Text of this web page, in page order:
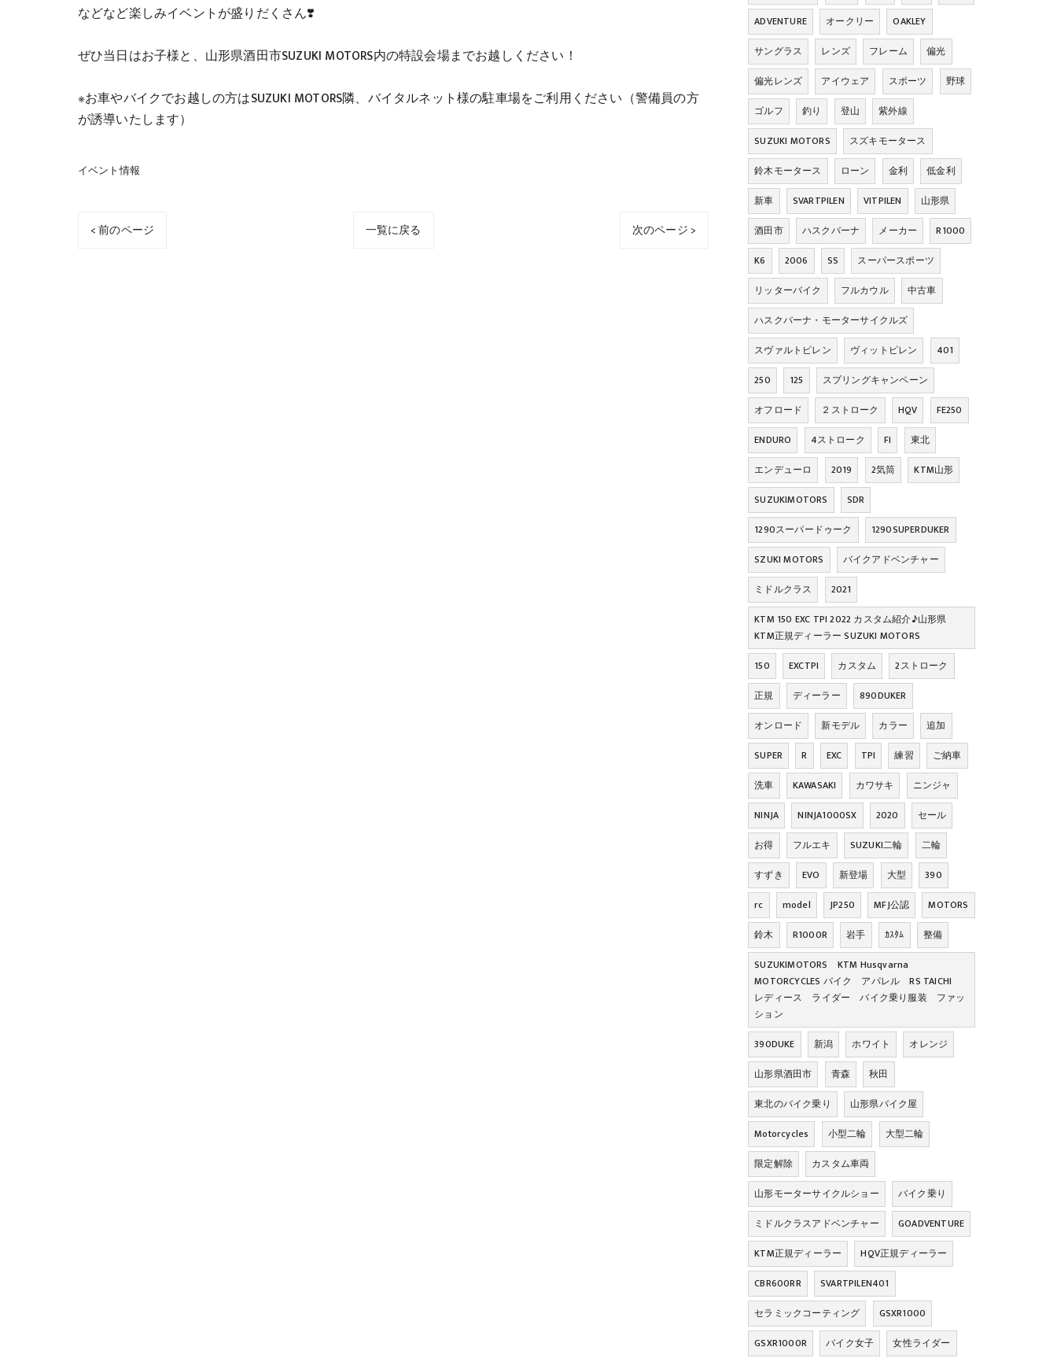
などなど楽しみイベントが盛りだくさん❣️
ぜひ当日はお子様と、山形県酒田市SUZUKI MOTORS内の特設会場までお越しください！
※お車やバイクでお越しの方はSUZUKI MOTORS隣、バイタルネット様の駐車場をご利用ください（警備員の方
が誘導いたします）
イベント情報
< 前のページ 一覧に戻る 次のページ >
ADVENTURE
オークリー
OAKLEY
サングラス
レンズ フレーム
偏光
偏光レンズ
アイウェア スポーツ
野球
ゴルフ
釣り 登山
紫外線
SUZUKI MOTORS
スズキモータース
鈴木モータース
ローン 金利
低金利
新車
SVARTPILEN VITPILEN
山形県
酒田市
ハスクバーナ メーカー
R1000
K6
2006 SS
スーパースポーツ
リッターバイク
フルカウル
中古車
ハスクバーナ・モーターサイクルズ
スヴァルトピレン
ヴィットピレン
401
250
125
スプリングキャンペーン
オフロード
２ストローク HQV
FE250
ENDURO
4ストローク FI
東北
エンデューロ
2019 2気筒
KTM山形
SUZUKIMOTORS
SDR
1290スーパードゥーク
1290SUPERDUKER
SZUKI MOTORS
バイクアドベンチャー
ミドルクラス
2021
KTM 150 EXC TPI 2022 カスタム紹介♪山形県
KTM正規ディーラー SUZUKI MOTORS
150
EXCTPI カスタム
2ストローク
正規
ディーラー
890DUKER
オンロード
新モデル カラー
追加
SUPER
R EXC TPI 練習
ご納車
洗車
KAWASAKI カワサキ
ニンジャ
NINJA
NINJA1000SX 2020
セール
お得
フルエキ SUZUKI二輪
二輪
すずき
EVO 新登場 大型
390
rc
model JP250 MFJ公認
MOTORS
鈴木
R1000R 岩手 ｶｽﾀﾑ
整備
SUZUKIMOTORS KTM Husqvarna
MOTORCYCLES バイク アパレル RS TAICHI
レディース ライダー バイク乗り服装 ファッ
ション
390DUKE
新潟 ホワイト
オレンジ
山形県酒田市
青森
秋田
東北のバイク乗り
山形県バイク屋
Motorcycles
小型二輪
大型二輪
限定解除
カスタム車両
山形モーターサイクルショー
バイク乗り
ミドルクラスアドベンチャー
GOADVENTURE
KTM正規ディーラー
HQV正規ディーラー
CBR600RR
SVARTPILEN401
セラミックコーティング
GSXR1000
GSXR1000R
バイク女子 女性ライダー